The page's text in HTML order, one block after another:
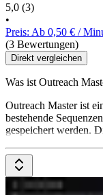
5,0 (3)
•
Preis: Ab 0,50 € /
(3 Bewertungen)
Direkt vergleichen
Was ist Outreach
Outreach Master ist
bestehende
gespeichert werden.